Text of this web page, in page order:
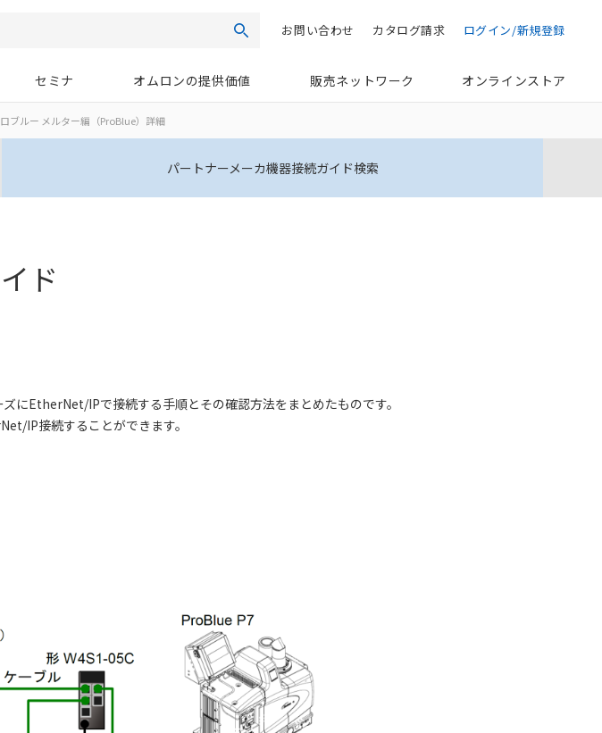
検索 ログイン/新規登録
カタログ請求
お問い合わせ
セミナ オムロンの提供価値 販売ネットワーク オンラインストア
ブルー メルター編（ProBlue）詳細
パートナーメーカ機器接続ガイド検索
ド
にEtherNet/IPで接続する手順とその確認方法をまとめたものです。
IP接続することができます。